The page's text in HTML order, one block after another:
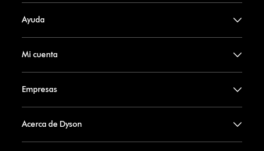
Ayuda
Mi cuenta
Empresas
Acerca de Dyson